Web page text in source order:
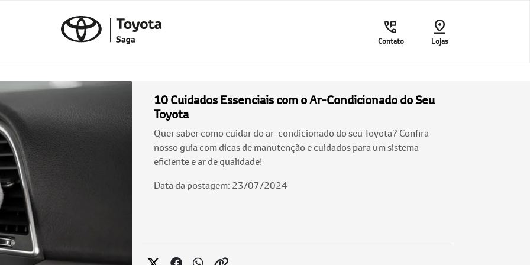
Contato Lojas
10 Cuidados Essenciais com o Ar-Condicionado do Seu
Toyota
Quer saber como cuidar do ar-condicionado do seu Toyota? Confira
nosso guia com dicas de manutenção e cuidados para um sistema
eficiente e ar de qualidade!
Data da postagem: 23/07/2024